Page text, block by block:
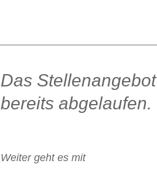
Das
bereits abgelaufen.
Weiter geht es mit